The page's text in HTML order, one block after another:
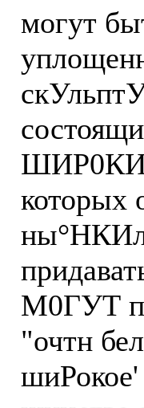
могут
которых
М0ГУТ
"очтн
шиРокое'